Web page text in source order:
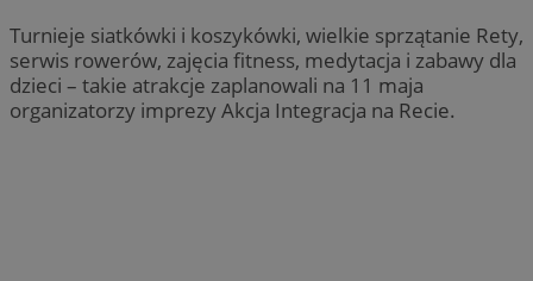
Turnieje siatkówki i koszykówki, wielkie sprzątanie Rety,
serwis rowerów, zajęcia fitness, medytacja i zabawy dla
dzieci – takie atrakcje zaplanowali na 11 maja
organizatorzy imprezy Akcja Integracja na Recie.